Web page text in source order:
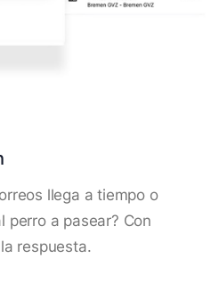
llega a tiempo o
perro a pasear? Con
respuesta.